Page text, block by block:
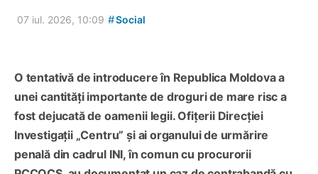
07 iul. 2026, 10:09 #Social
O tentativă de introducere în Republica Moldova a
unei cantități importante de droguri de mare risc a
fost dejucată de oamenii legii. Ofițerii Direcției
Investigații „Centru” și ai organului de urmărire
penală din cadrul INI, în comun cu procurorii